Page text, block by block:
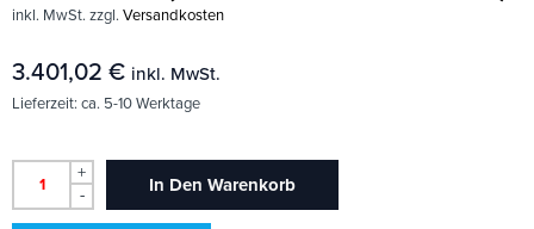
inkl. MwSt. zzgl. Versandkosten
3.401,02 € inkl. MwSt.
Lieferzeit: ca. 5-10 Werktage
+
-
In Den Warenkorb